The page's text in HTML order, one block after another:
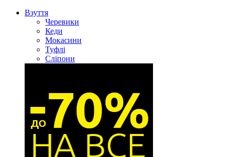
Взуття
Черевики
Кеди
Мокасини
Туфлі
Сліпони